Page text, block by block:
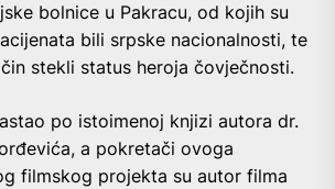
bolnice u Pakracu, od kojih su
bili srpske nacionalnosti, te
stekli status heroja čovječnosti.
po istoimenoj knjizi autora dr.
a pokretači ovoga
filmskog projekta su autor filma